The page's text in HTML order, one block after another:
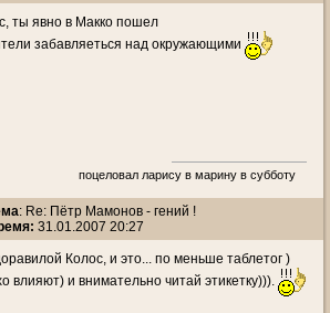
ты явно в Макко пошел
забавляеться над окружающими
поцеловал ларису в марину в субботу
: Re: Пётр Мамонов - гений !
31.01.2007 20:27
Колос, и это... по меньше таблетог )
влияют) и внимательно читай этикетку))).